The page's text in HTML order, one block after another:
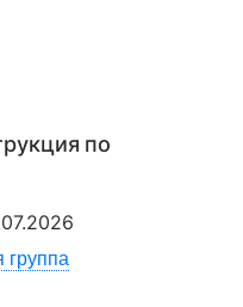
по
группа